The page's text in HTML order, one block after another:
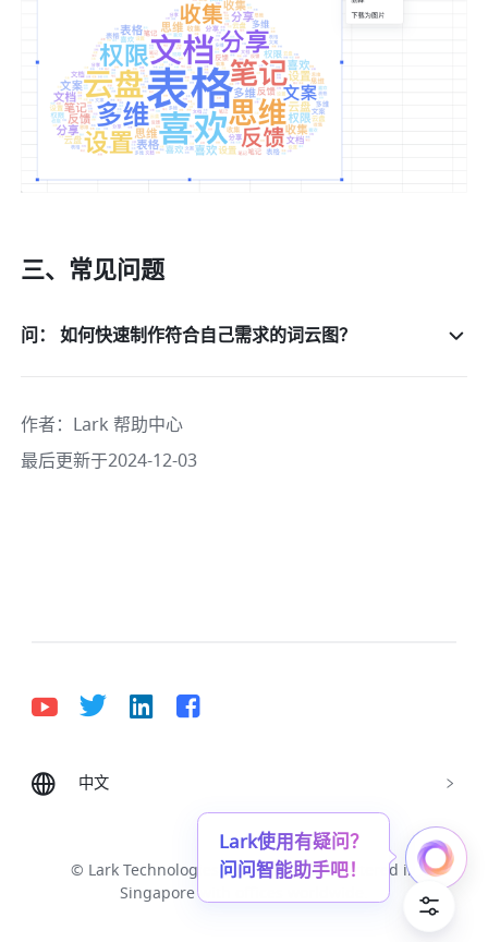
三、常见问题
问： 如何快速制作符合自己需求的词云图？
作者： Lark 帮助中心
最后更新于2024-12-03
中文
Deutsch English
Português (Brasil)
Tiếng Việt
ไทย 한국어 日本語
中文
© Lark Technologies Pte. Ltd. Headquartered in
Singapore with offices worldwide.
Lark使用有疑问？
问问智能助手吧！